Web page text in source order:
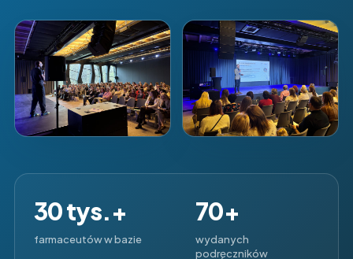
30 tys.+
farmaceutów w bazie
70+
wydanych
podręczników